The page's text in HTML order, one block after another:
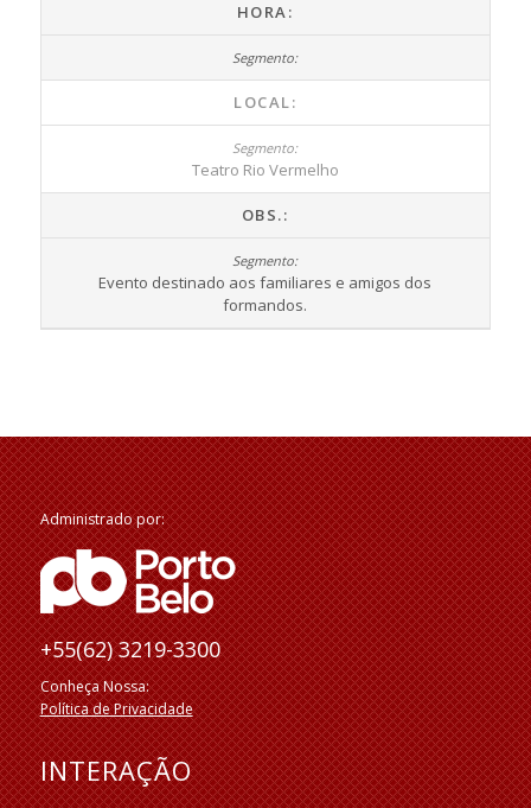
HORA:
LOCAL:
Teatro Rio Vermelho
OBS.:
Evento destinado aos familiares e amigos dos
formandos.
Administrado por:
+55(62) 3219-3300
Conheça Nossa:
Política de Privacidade
INTERAÇÃO